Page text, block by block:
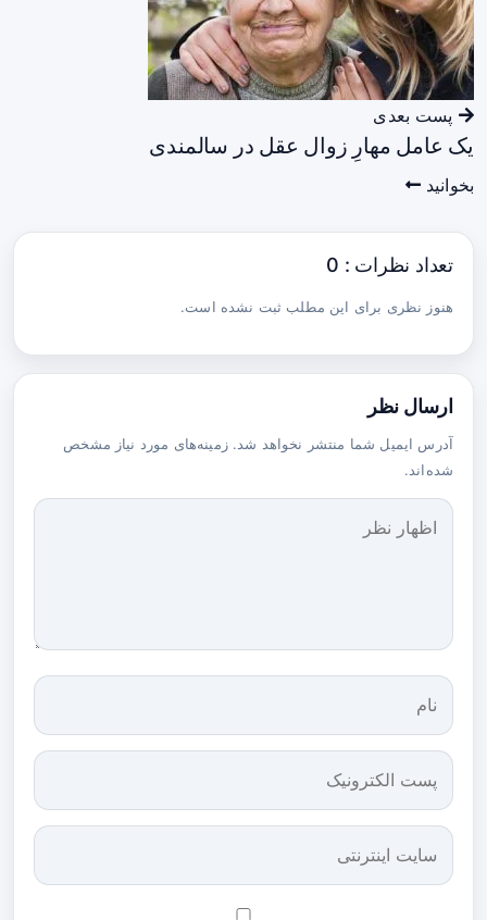
پست بعدی
یک عامل مهارِ زوال عقل در سالمندی
بخوانید
تعداد نظرات : 0
هنوز نظری برای این مطلب ثبت نشده است.
ارسال نظر
آدرس ایمیل شما منتشر نخواهد شد. زمینه‌های مورد نیاز مشخص
شده‌اند.